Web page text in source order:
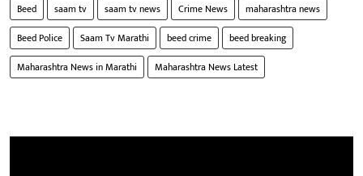
Beed saam tv saam tv news Crime News
maharashtra news
Beed Police
Saam Tv Marathi beed crime
beed breaking
Maharashtra News in Marathi
Maharashtra News Latest